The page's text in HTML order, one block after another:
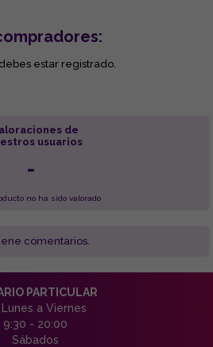
estar registrado.
de
usuarios
-
no ha sido valorado
comentarios.
PARTICULAR
a Viernes
9:30 - 20:00
Sábados